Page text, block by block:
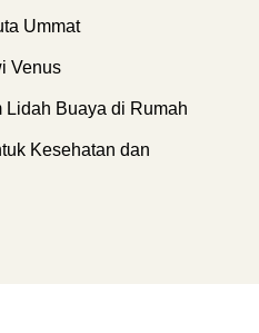
Ummat
Venus
Lidah Buaya di Rumah
Kesehatan dan